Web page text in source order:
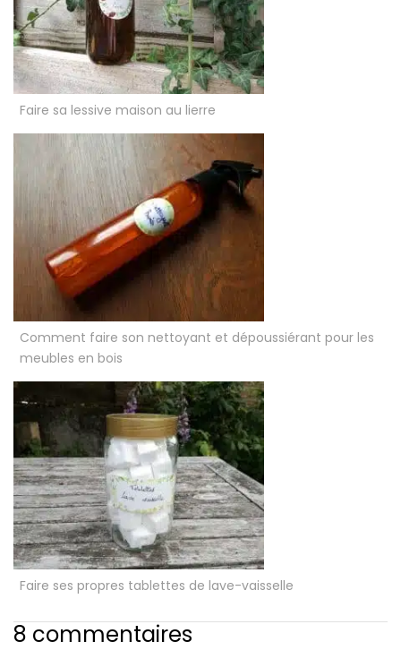
Faire sa lessive maison au lierre
Comment faire son nettoyant et dépoussiérant pour les
meubles en bois
Faire ses propres tablettes de lave-vaisselle
8 commentaires